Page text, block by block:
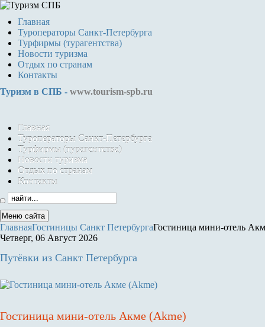
Главная
Туроператоры Санкт-Петербурга
Турфирмы (турагентства)
Новости туризма
Отдых по странам
Контакты
Туризм в СПБ - www.tourism-spb.ru
Главная
Туроператоры Санкт-Петербурга
Турфирмы (турагентства)
Новости туризма
Отдых по странам
Контакты
Меню сайта
ГлавнаяГостиницы Санкт ПетербургаГостиница мини-отель
Четверг, 06 Август 2026
Путёвки из Санкт Петербурга
Гостиница мини-отель Акме (Akme)